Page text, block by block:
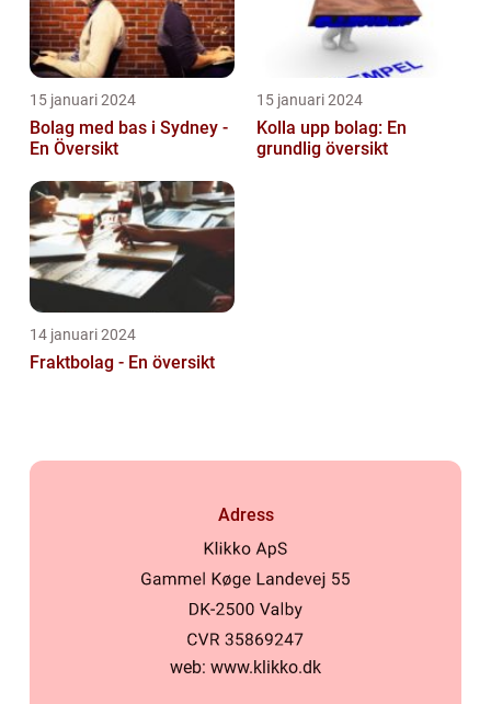
15 januari 2024
Bolag med bas i Sydney -
En Översikt
15 januari 2024
Kolla upp bolag: En
grundlig översikt
14 januari 2024
Fraktbolag - En översikt
Adress
web: www.klikko.dk